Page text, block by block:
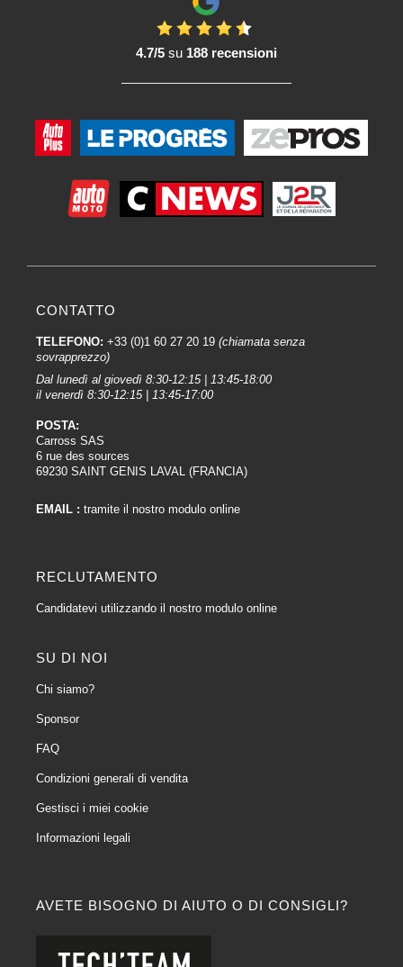
4.7/5su 188 recensioni
AVETE BISOGNO DI AIUTO O DI CONSIGLI?
CONTATTO
TELEFONO: +33 (0)1 60 27 20 19 (chiamata senza
sovrapprezzo)
Dal lunedì al giovedì 8:30-12:15 | 13:45-18:00
il venerdì 8:30-12:15 | 13:45-17:00
POSTA:
Carross SAS
6 rue des sources
69230 SAINT GENIS LAVAL (FRANCIA)
EMAIL : tramite il nostro modulo online
RECLUTAMENTO
Candidatevi utilizzando il nostro modulo online
SU DI NOI
Chi siamo?
Sponsor
FAQ
Condizioni generali di vendita
Gestisci i miei cookie
Informazioni legali